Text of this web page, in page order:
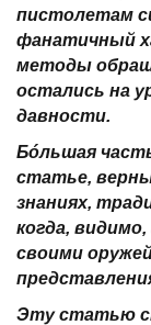
пистолетам
фанатичный
методы
остались на
давности.
Бóльшая
статье,
знаниях,
когда,
своими
Эту статью